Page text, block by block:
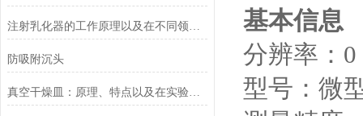
注射乳化器的工作原理以及在不同领域中的应用
防吸附沉头
真空干燥皿：原理、特点以及在实验室中的重要作用
基本信息
分辨率： 0
型号： 微